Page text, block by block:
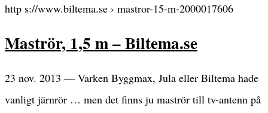
http s://www.biltema.se › mastror-15-m-2000017606
Maströr, 1,5 m – Biltema.se
23 nov. 2013 — Varken Byggmax, Jula eller Biltema hade
vanligt järnrör … men det finns ju maströr till tv-antenn på